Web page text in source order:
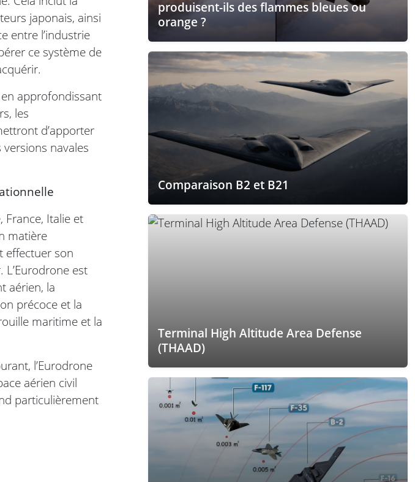
japonais, ainsi
entre l’industrie
ce système de
approfondissant
les
d’apporter
navales
Italie et
matière
effectuer son
L’Eurodrone est
aérien, la
précoce et la
maritime et la
l’Eurodrone
aérien civil
particulièrement
produisent-ils des flammes bleues ou
orange ?
Comparaison B2 et B21
Terminal High Altitude Area Defense
(THAAD)